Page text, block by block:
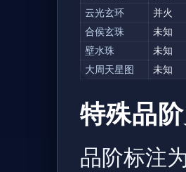
云光玄环
并火
合侯玄珠
未知
壁水珠
未知
大周天星图
未知
特殊品
品阶标注